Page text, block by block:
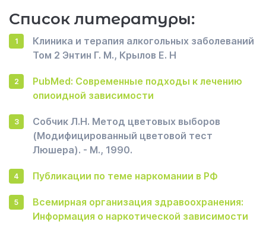
Список литературы:
Клиника и терапия алкогольных заболеваний
Том 2 Энтин Г. М., Крылов Е. Н
PubMed: Современные подходы к лечению
опиоидной зависимости
Собчик Л.Н. Метод цветовых выборов
(Модифицированный цветовой тест
Люшера). - М., 1990.
Публикации по теме наркомании в РФ
Всемирная организация здравоохранения:
Информация о наркотической зависимости